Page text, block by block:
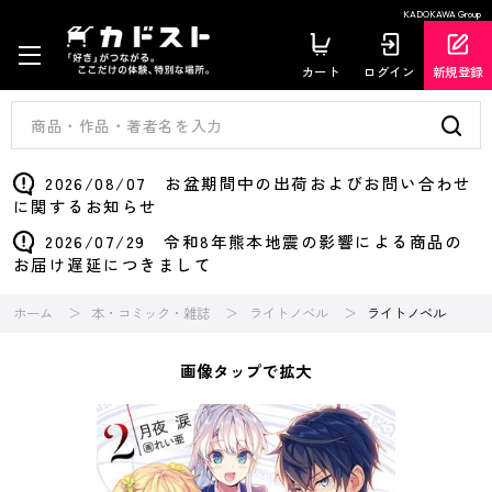
KADOKAWA Group
カート ログイン 新規登録
2026/08/07 お盆期間中の出荷およびお問い合わせ
に関するお知らせ
2026/07/29 令和8年熊本地震の影響による商品の
お届け遅延につきまして
ホーム 本・コミック・雑誌 ライトノベル ライトノベル
画像タップで拡大